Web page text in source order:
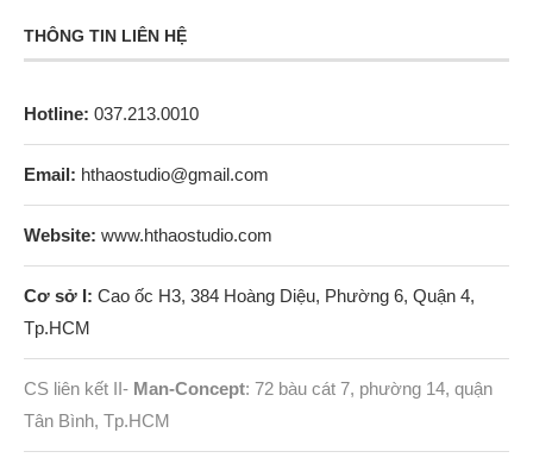
THÔNG TIN LIÊN HỆ
Hotline: 037.213.0010
Email: hthaostudio@gmail.com
Website: www.hthaostudio.com
Cơ sở I: Cao ốc H3, 384 Hoàng Diệu, Phường 6, Quận 4,
Tp.HCM
CS liên kết II- Man-Concept: 72 bàu cát 7, phường 14, quận
Tân Bình, Tp.HCM